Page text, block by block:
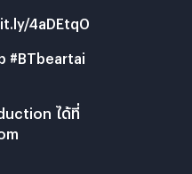
4aDEtq0
#BTbeartai
ได้ที่